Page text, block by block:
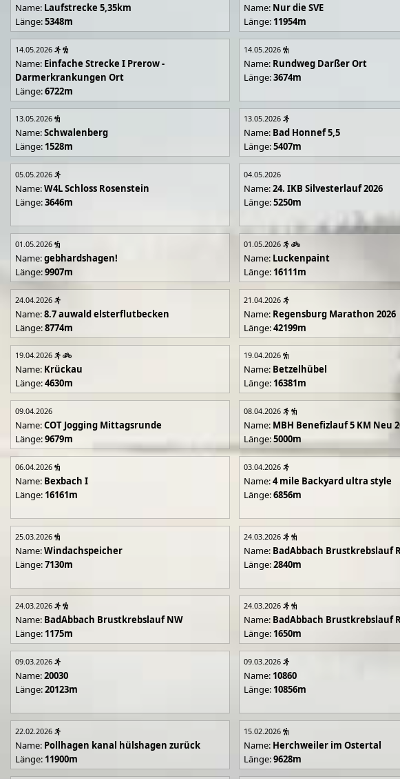
Name: Laufstrecke 5,35km
Länge:5348m
Name: Nur die SVE
Länge: 11954m
14.05.2026
Name: Einfache Strecke I Prerow -
Darmerkrankungen Ort
Länge:6722m
14.05.2026
Name: Rundweg Darßer Ort
Länge:3674m
13.05.2026
Name:Schwalenberg
Länge: 1528m
13.05.2026
Name: Bad Honnef 5,5
Länge:5407m
05.05.2026
Name:W4L Schloss Rosenstein
Länge:3646m
04.05.2026
Name:24. IKB Silvesterlauf 2026
Länge:5250m
01.05.2026
Name:gebhardshagen!
Länge:9907m
01.05.2026
Name: Luckenpaint
Länge: 16111m
24.04.2026
Name:8.7 auwald elsterflutbecken
Länge:8774m
21.04.2026
Name: Regensburg Marathon 2026
Länge:42199m
19.04.2026
Name: Krückau
Länge:4630m
19.04.2026
Name: Betzelhübel
Länge: 16381m
09.04.2026
Name:COT Jogging Mittagsrunde
Länge:9679m
08.04.2026
Name: MBH Benefizlauf 5 KM Neu
Länge:5000m
06.04.2026
Name: Bexbach I
Länge: 16161m
03.04.2026
Name:4 mile Backyard ultra style
Länge:6856m
25.03.2026
Name:Windachspeicher
Länge:7130m
24.03.2026
Name: BadAbbach Brustkrebslauf
Länge:2840m
24.03.2026
Name: BadAbbach Brustkrebslauf NW
Länge: 1175m
24.03.2026
Name: BadAbbach Brustkrebslauf
Länge: 1650m
09.03.2026
Name:20030
Länge:20123m
09.03.2026
Name: 10860
Länge: 10856m
22.02.2026
Name: Pollhagen kanal hülshagen zurück
Länge: 11900m
15.02.2026
Name: Herchweiler im Ostertal
Länge:9628m